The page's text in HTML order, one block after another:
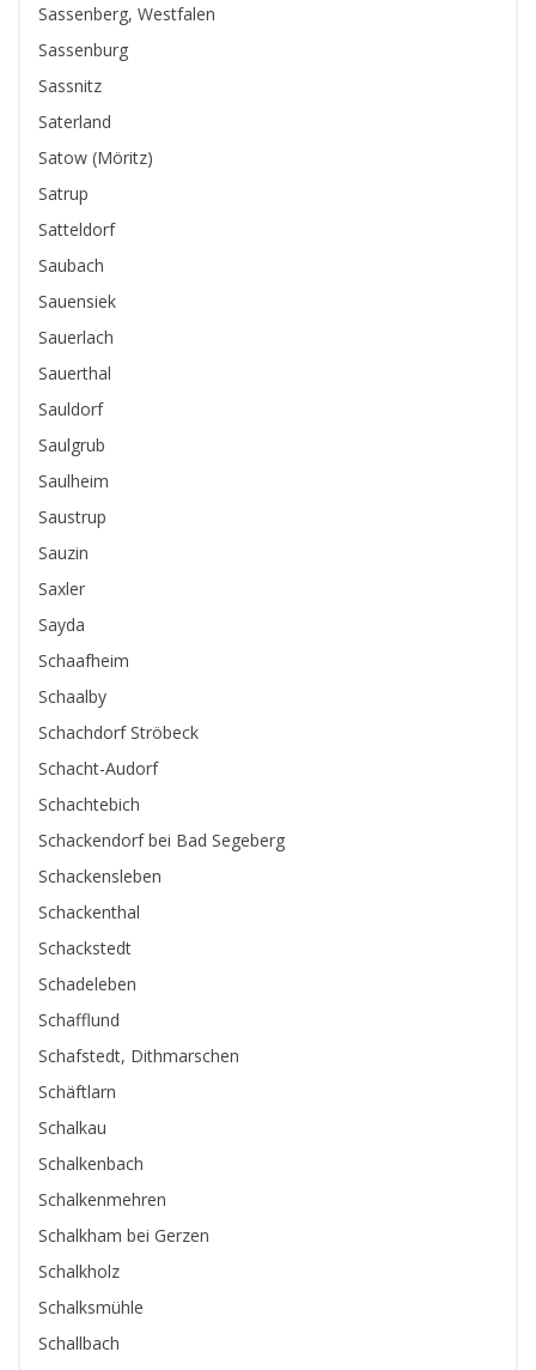
Sassenberg, Westfalen
Sassenburg
Sassnitz
Saterland
Satow (Möritz)
Satrup
Satteldorf
Saubach
Sauensiek
Sauerlach
Sauerthal
Sauldorf
Saulgrub
Saulheim
Saustrup
Sauzin
Saxler
Sayda
Schaafheim
Schaalby
Schachdorf Ströbeck
Schacht-Audorf
Schachtebich
Schackendorf bei Bad Segeberg
Schackensleben
Schackenthal
Schackstedt
Schadeleben
Schafflund
Schafstedt, Dithmarschen
Schäftlarn
Schalkau
Schalkenbach
Schalkenmehren
Schalkham bei Gerzen
Schalkholz
Schalksmühle
Schallbach